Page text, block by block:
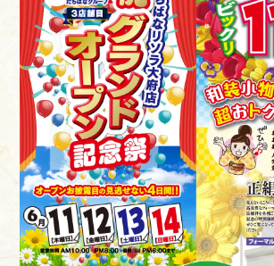
お客様相談室
DM発送停止
クーリングオフ
採
新卒
中途